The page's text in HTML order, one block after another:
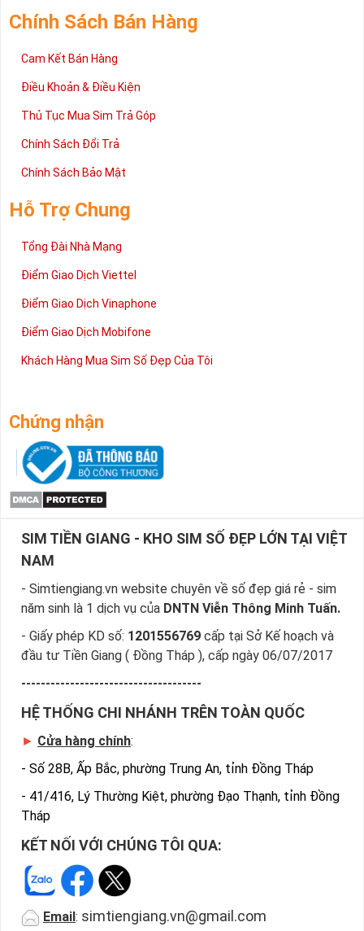
Chính Sách Bán Hàng
Cam Kết Bán Hàng
Điều Khoản & Điều Kiện
Thủ Tục Mua Sim Trả Góp
Chính Sách Đổi Trả
Chính Sách Bảo Mật
Hỗ Trợ Chung
Tổng Đài Nhà Mạng
Điểm Giao Dịch Viettel
Điểm Giao Dịch Vinaphone
Điểm Giao Dịch Mobifone
Khách Hàng Mua Sim Số Đẹp Của Tôi
Chứng nhận
SIM TIỀN GIANG - KHO SIM SỐ ĐẸP LỚN TẠI VIỆT
NAM
- Simtiengiang.vn website chuyên về số đẹp giá rẻ - sim
năm sinh là 1 dịch vụ của DNTN Viễn Thông Minh Tuấn.
- Giấy phép KD số: 1201556769 cấp tại Sở Kế hoạch và
đầu tư Tiền Giang ( Đồng Tháp ), cấp ngày 06/07/2017
-------------------------------------
HỆ THỐNG CHI NHÁNH TRÊN TOÀN QUỐC
► Cửa hàng chính:
- Số 28B, Ấp Bắc, phường Trung An, tỉnh Đồng Tháp
- 41/416, Lý Thường Kiệt, phường Đạo Thạnh, tỉnh Đồng
Tháp
KẾT NỐI VỚI CHÚNG TÔI QUA:
Email: simtiengiang.vn@gmail.com